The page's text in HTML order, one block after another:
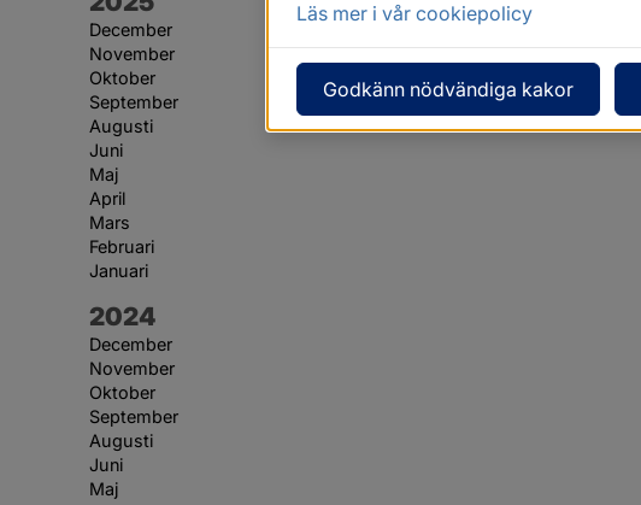
December
November
Oktober
September
Augusti
Juni
Maj
April
Mars
Februari
Januari
År:
2024
December
November
Oktober
September
Augusti
Juni
Maj
Läs mer i vår cookiepolicy
Godkänn nödvändiga kakor